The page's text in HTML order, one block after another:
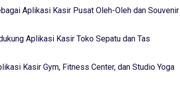
Aplikasi Kasir Pusat Oleh-Oleh dan Souvenir
Aplikasi Kasir Toko Sepatu dan Tas
Kasir Gym, Fitness Center, dan Studio Yoga